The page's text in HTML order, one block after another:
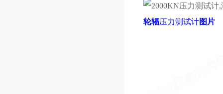
轮辐压力测试计图片